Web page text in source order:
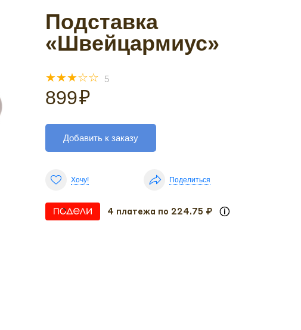
Подставка
«Швейцармиус»
☆
☆
☆
☆
☆ 5
899₽
Добавить к заказу
Хочу! Поделиться
4 платежа по 224.75 ₽